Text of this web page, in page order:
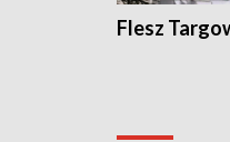
Flesz